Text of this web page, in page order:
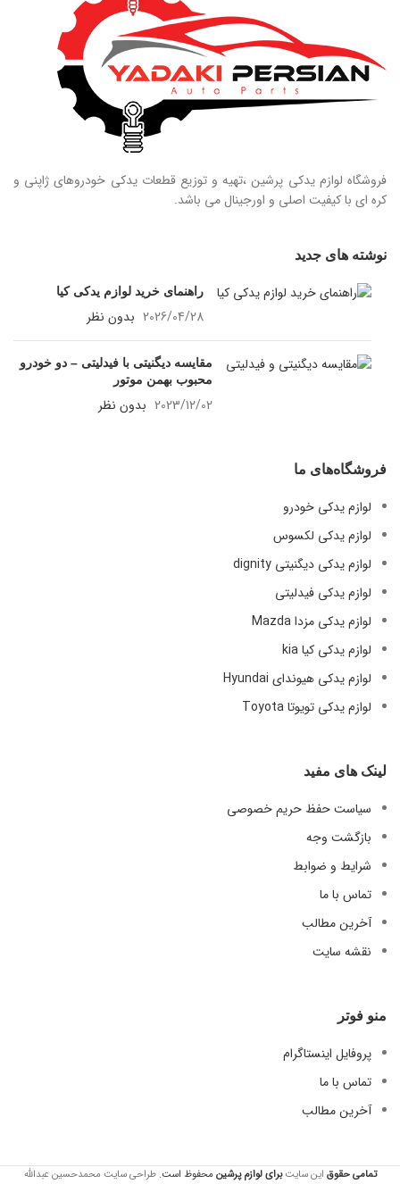
فروشگاه لوازم یدکی پرشین ،تهیه و توزیع قطعات یدکی خودروهای ژاپنی و
کره ای با کیفیت اصلی و اورجینال می باشد.
نوشته های جدید
راهنمای خرید لوازم یدکی کیا
2026/04/28 بدون نظر
مقایسه دیگنیتی با فیدلیتی – دو خودرو
محبوب بهمن موتور
2023/12/02 بدون نظر
فروشگاه‌های ما
لوازم یدکی خودرو
لوازم یدکی لکسوس
لوازم یدکی دیگنیتی dignity
لوازم یدکی فیدلیتی
لوازم یدکی مزدا Mazda
لوازم یدکی کیا kia
لوازم یدکی هیوندای Hyundai
لوازم یدکی تویوتا Toyota
لینک های مفید
سیاست حفظ حریم خصوصی
بازگشت وجه
شرایط و ضوابط
تماس با ما
آخرین مطالب
نقشه سایت
منو فوتر
پروفایل اینستاگرام
تماس با ما
آخرین مطالب
تمامی حقوق این سایتبرای لوازمپرشین محفوظ است.طراحی سایت محمدحسین عبدالله